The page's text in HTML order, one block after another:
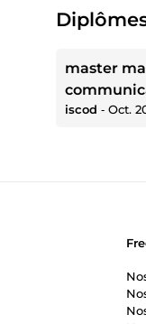
master
iscod ‐ Oct.